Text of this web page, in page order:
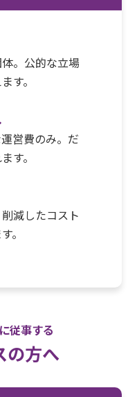
。公的な立場
す。
営費のみ。だ
す。
減したコスト
。
従事する
の方へ